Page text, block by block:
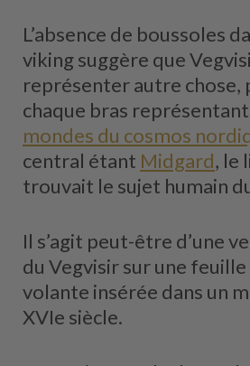
L’absence de boussoles
viking suggère que
représenter autre chose,
chaque bras représentant
mondes du cosmos
central étant Midgard, le
trouvait le sujet humain
Il s’agit peut-être d’une
du Vegvisir sur une
volante insérée dans un
XVIe siècle.